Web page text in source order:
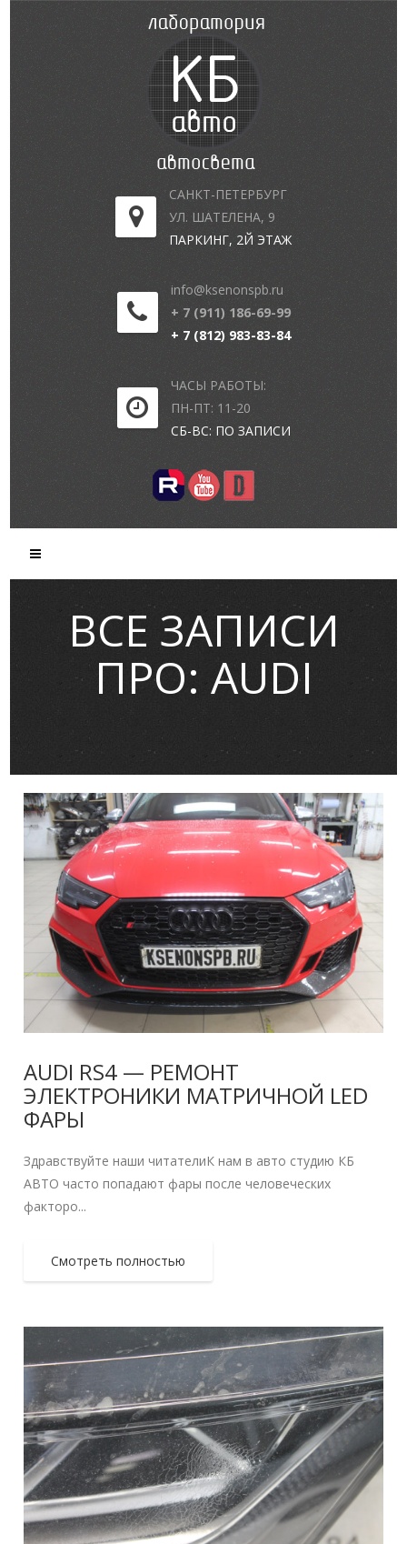
САНКТ-ПЕТЕРБУРГ
УЛ. ШАТЕЛЕНА, 9
ПАРКИНГ, 2Й ЭТАЖ
info@ksenonspb.ru
+ 7 (911) 186-69-99
+ 7 (812) 983-83-84
ЧАСЫ РАБОТЫ:
ПН-ПТ: 11-20
СБ-ВС: ПО ЗАПИСИ
ВСЕ ЗАПИСИ
ПРО: AUDI
AUDI RS4 — РЕМОНТ
ЭЛЕКТРОНИКИ МАТРИЧНОЙ LED
ФАРЫ
Здравствуйте наши читателиК нам в авто студию КБ
АВТО часто попадают фары после человеческих
факторо...
Смотреть полностью